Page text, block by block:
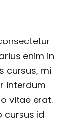
enim in
cursus, mi
interdum
vitae erat.
cursus id